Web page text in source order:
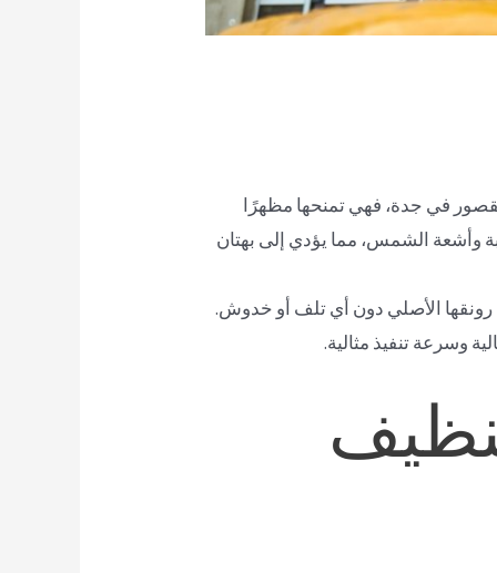
في جدة، فهي تمنحها مظهرًا
وأشعة الشمس، مما يؤدي إلى بهتان
رونقها الأصلي دون أي تلف أو خدوش.
وسرعة تنفيذ مثالية.